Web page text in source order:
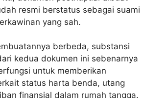
resmi berstatus sebagai suami
yang sah.
berbeda, substansi
kedua dokumen ini sebenarnya
untuk memberikan
status harta benda, utang
finansial dalam rumah tangga.